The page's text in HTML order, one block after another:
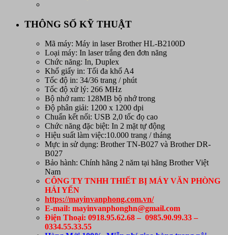
THÔNG SỐ KỸ THUẬT
Mã máy: Máy in laser Brother HL-B2100D
Loại máy: In laser trắng đen đơn năng
Chức năng: In, Duplex
Khổ giấy in: Tối đa khổ A4
Tốc độ in: 34/36 trang / phút
Tốc độ xử lý: 266 MHz
Bộ nhớ ram: 128MB bộ nhớ trong
Độ phân giải: 1200 x 1200 dpi
Chuẩn kết nối: USB 2,0 tốc đọ cao
Chức năng đặc biệt: In 2 mặt tự động
Hiệu suất làm việc:10.000 trang / tháng
Mực in sử dụng: Brother TN-B027 và Brother DR-
B027
Bảo hành: Chính hãng 2 năm tại hãng Brother Việt
Nam
CÔNG TY TNHH THIẾT BỊ MÁY VĂN PHÒNG
HẢI YẾN
https://mayinvanphong.com.vn/
E-mail: mayinvanphonghn@gmail.com
Điện Thoại: 0918.95.62.68 – 0985.90.99.33 –
0334.55.33.55